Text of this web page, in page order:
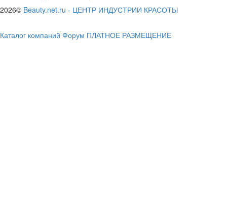
2026© Beauty.net.ru - ЦЕНТР ИНДУСТРИИ КРАСОТЫ
Каталог компаний Форум ПЛАТНОЕ РАЗМЕЩЕНИЕ